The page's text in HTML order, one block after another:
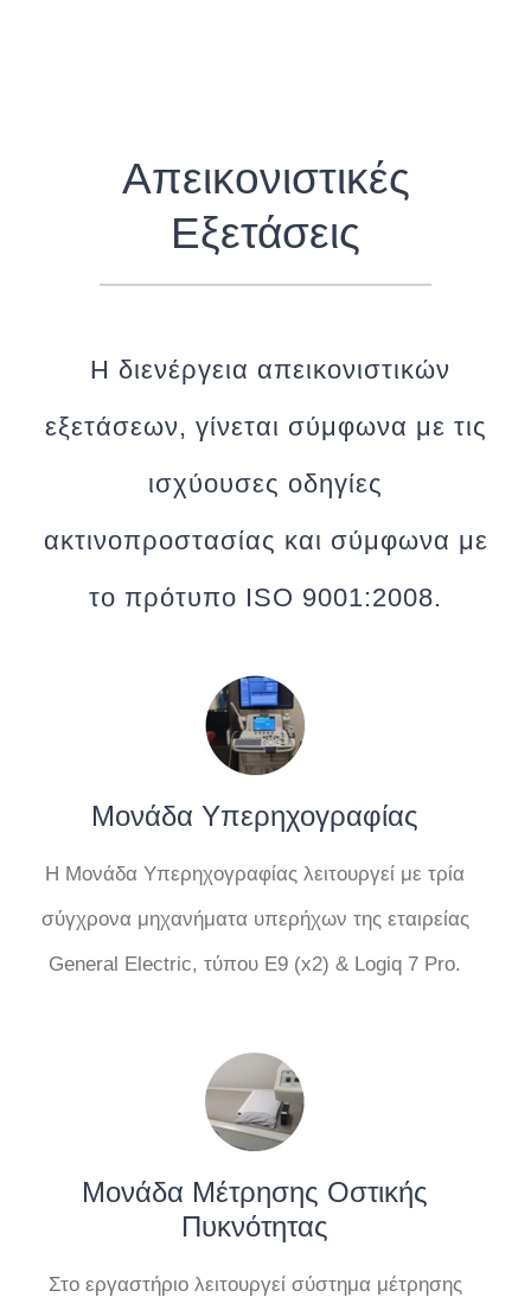
Απεικονιστικές
Εξετάσεις
Η διενέργεια απεικονιστικών
εξετάσεων, γίνεται σύμφωνα με τις
ισχύουσες οδηγίες
ακτινοπροστασίας και σύμφωνα με
το πρότυπο ISO 9001:2008.
Μονάδα Υπερηχογραφίας
Η Μονάδα Υπερηχογραφίας λειτουργεί με τρία
σύγχρονα μηχανήματα υπερήχων της εταιρείας
General Electric, τύπου Ε9 (x2) & Logiq 7 Pro.
Μονάδα Μέτρησης Οστικής
Πυκνότητας
Στο εργαστήριο λειτουργεί σύστημα μέτρησης